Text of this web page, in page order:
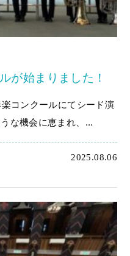
が始まりました！
コンクールにてシード演
な機会に恵まれ、...
2025.08.06